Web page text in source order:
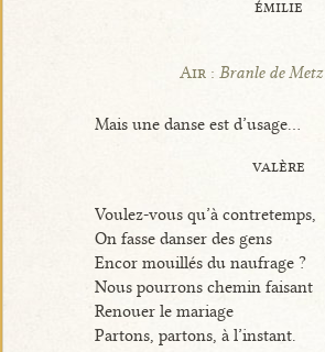
émilie
Air :Branle de Metz
Mais une danse est d’usage...
valère
Voulez-vous qu’à contretemps,
On fasse danser des gens
Encor mouillés du naufrage ?
Nous pourrons chemin faisant
Renouer le mariage
Partons, partons, à l’instant.